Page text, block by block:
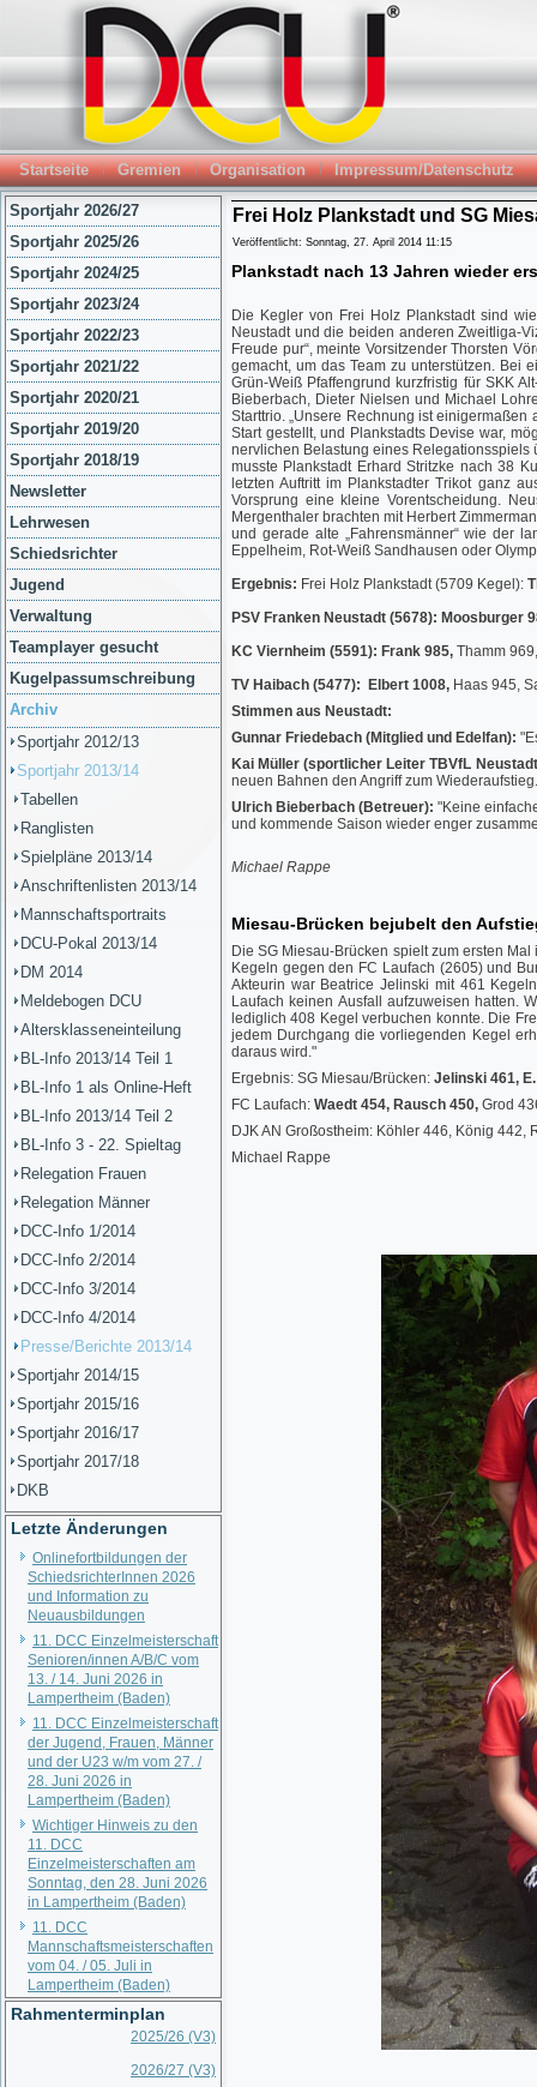
Startseite Gremien Organisation Impressum/Datenschutz
Sportjahr 2026/27
Sportjahr 2025/26
Sportjahr 2024/25
Sportjahr 2023/24
Sportjahr 2022/23
Sportjahr 2021/22
Sportjahr 2020/21
Sportjahr 2019/20
Sportjahr 2018/19
Newsletter
Lehrwesen
Schiedsrichter
Jugend
Verwaltung
Teamplayer gesucht
Kugelpassumschreibung
Archiv
Sportjahr 2012/13
Sportjahr 2013/14
Tabellen
Ranglisten
Spielpläne 2013/14
Anschriftenlisten 2013/14
Mannschaftsportraits
DCU-Pokal 2013/14
DM 2014
Meldebogen DCU
Altersklasseneinteilung
BL-Info 2013/14 Teil 1
BL-Info 1 als Online-Heft
BL-Info 2013/14 Teil 2
BL-Info 3 - 22. Spieltag
Relegation Frauen
Relegation Männer
DCC-Info 1/2014
DCC-Info 2/2014
DCC-Info 3/2014
DCC-Info 4/2014
Presse/Berichte 2013/14
Sportjahr 2014/15
Sportjahr 2015/16
Sportjahr 2016/17
Sportjahr 2017/18
DKB
Letzte Änderungen
Onlinefortbildungen der
SchiedsrichterInnen 2026
und Information zu
Neuausbildungen
11. DCC Einzelmeisterschaft
Senioren/innen A/B/C vom
13. / 14. Juni 2026 in
Lampertheim (Baden)
11. DCC Einzelmeisterschaft
der Jugend, Frauen, Männer
und der U23 w/m vom 27. /
28. Juni 2026 in
Lampertheim (Baden)
Wichtiger Hinweis zu den
11. DCC
Einzelmeisterschaften am
Sonntag, den 28. Juni 2026
in Lampertheim (Baden)
11. DCC
Mannschaftsmeisterschaften
vom 04. / 05. Juli in
Lampertheim (Baden)
Rahmenterminplan
2025/26 (V3)
2026/27 (V3)
Frei Holz Plankstadt und SG
Veröffentlicht: Sonntag, 27. April 2014 11:15
Plankstadt nach 13 Jahren wieder
Die Kegler von Frei Holz Plankstadt sind
Neustadt und die beiden anderen Zweitliga-
Freude pur“, meinte Vorsitzender Thorsten
gemacht, um das Team zu unterstützen. Bei
Grün-Weiß Pfaffengrund kurzfristig für SKK
Bieberbach, Dieter Nielsen und Michael
Starttrio. „Unsere Rechnung ist
Start gestellt, und Plankstadts Devise war,
nervlichen Belastung eines
musste Plankstadt Erhard Stritzke nach 38
letzten Auftritt im Plankstadter Trikot ganz
Vorsprung eine kleine Vorentscheidung.
Mergenthaler brachten mit Herbert
und gerade alte „Fahrensmänner“ wie der
Eppelheim, Rot-Weiß Sandhausen oder
Ergebnis: Frei Holz Plankstadt (5709 Kegel):
PSV Franken Neustadt (5678): Moosburger
KC Viernheim (5591): Frank 985, Thamm
TV Haibach (5477):
Elbert 1008, Haas 945,
Stimmen aus Neustadt:
Gunnar Friedebach (Mitglied und Edelfan):
Kai Müller (sportlicher Leiter TBVfL
neuen Bahnen den Angriff zum
Ulrich Bieberbach (Betreuer):"Keine
und kommende Saison wieder enger
Michael Rappe
Miesau-Brücken bejubelt den
Die SG Miesau-Brücken spielt zum ersten
Kegeln gegen den FC Laufach (2605) und
Akteurin war Beatrice Jelinski mit 461
Laufach keinen Ausfall aufzuweisen hatten.
lediglich 408 Kegel verbuchen konnte. Die
jedem Durchgang die vorliegenden Kegel
daraus wird."
Ergebnis: SG Miesau/Brücken: Jelinski 461,
FC Laufach: Waedt 454, Rausch 450, Grod
DJK AN Großostheim: Köhler 446, König
Michael Rappe